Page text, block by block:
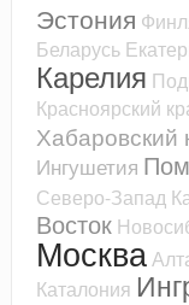
Эстония
Беларусь
Карелия
Красноярский
Хабаровский
Ингушетия
Северо-Запад
Восток
Москва
Каталония